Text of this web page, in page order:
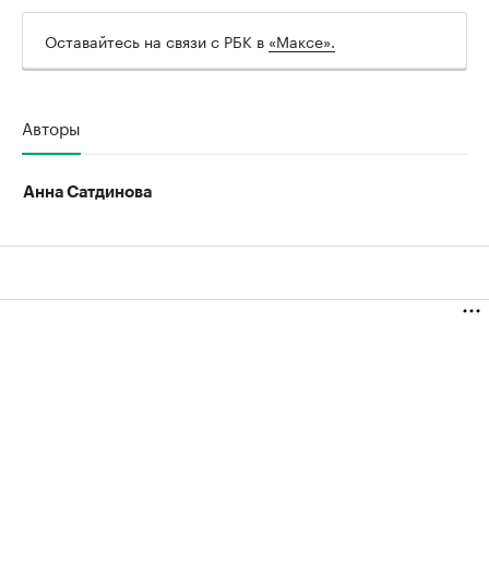
Оставайтесь на связи с РБК в «Максе».
Авторы
Анна Сатдинова